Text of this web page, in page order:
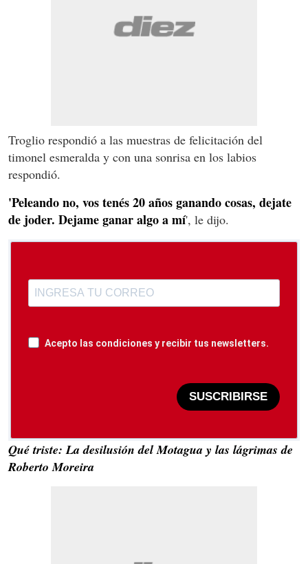
Troglio respondió a las muestras de felicitación del
timonel esmeralda y con una sonrisa en los labios
respondió.
'Peleando no, vos tenés 20 años ganando cosas, dejate
de joder. Dejame ganar algo a mí', le dijo.
Acepto las condiciones y recibir tus newsletters.
SUSCRIBIRSE
Qué triste: La desilusión del Motagua y las lágrimas de
Roberto Moreira